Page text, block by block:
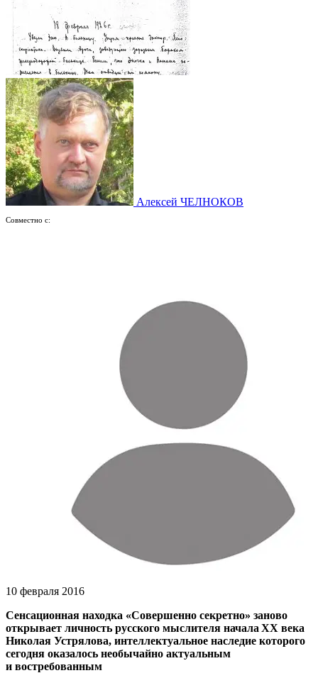
Алексей ЧЕЛНОКОВ
Совместно с:
10 февраля 2016
Сенсационная находка «Совершенно секретно» заново
открывает личность русского мыслителя начала XX века
Николая Устрялова, интеллектуальное наследие которого
сегодня оказалось необычайно актуальным
и востребованным